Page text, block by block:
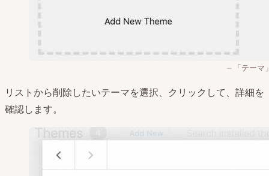
「テーマ
リストから削除したいテーマを選択、クリックして、詳細を
確認します。